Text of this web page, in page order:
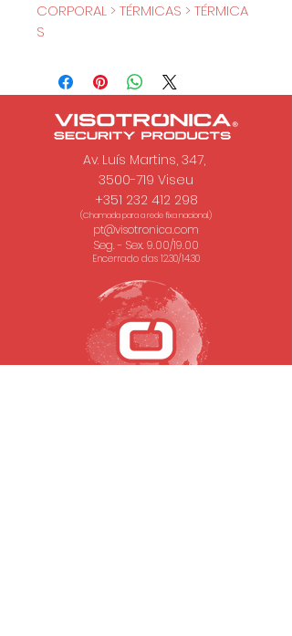
CORPORAL > TÉRMICAS > TÉRMICA
S
Av. Luís Martins, 347,
3500-719 Viseu
+351 232 412 298
(Chamada para a rede fixa nacional.)
pt@visotronica.com
Seg. - Sex. 9.00/19.00
Encerrado das 12.30/14.30